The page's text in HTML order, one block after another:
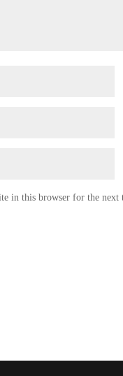
in this browser for the next